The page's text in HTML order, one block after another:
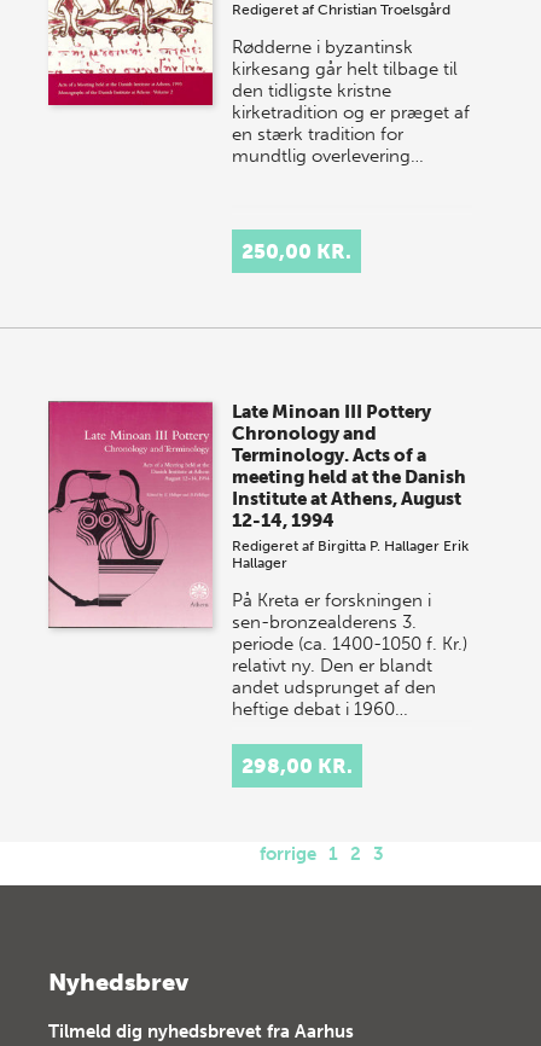
Redigeret afChristian Troelsgård
Rødderne i byzantinsk
kirkesang går helt tilbage til
den tidligste kristne
kirketradition og er præget af
en stærk tradition for
mundtlig overlevering…
250,00 KR.
Late Minoan III Pottery
Chronology and
Terminology. Acts of a
meeting held at the Danish
Institute at Athens, August
12-14, 1994
Redigeret af Birgitta P. Hallager Erik
Hallager
På Kreta er forskningen i
sen-bronzealderens 3.
periode (ca. 1400-1050 f. Kr.)
relativt ny. Den er blandt
andet udsprunget af den
heftige debat i 1960…
298,00 KR.
forrige 1 2 3
Nyhedsbrev
Tilmeld dig nyhedsbrevet fra Aarhus